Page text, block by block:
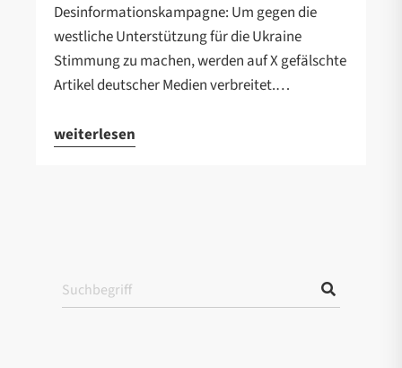
Desinformationskampagne: Um gegen die
westliche Unterstützung für die Ukraine
Stimmung zu machen, werden auf X gefälschte
Artikel deutscher Medien verbreitet.…
weiterlesen